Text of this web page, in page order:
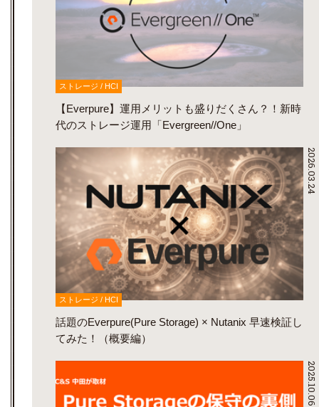
ストレージ / HCI
【Everpure】運用メリットも盛りだくさん？！新時
代のストレージ運用「Evergreen//One」
2026.03.24
ストレージ / HCI
話題のEverpure(Pure Storage) × Nutanix 早速検証し
てみた！（概要編）
2025.10.06